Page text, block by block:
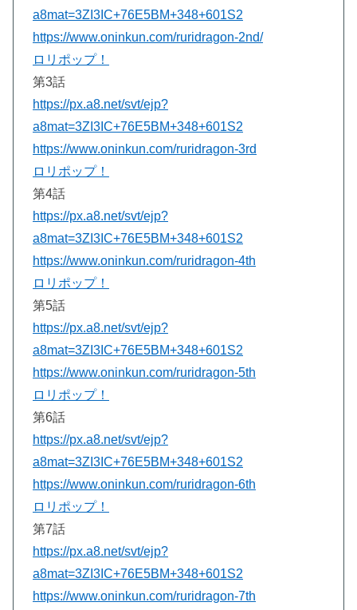
a8mat=3ZI3IC+76E5BM+348+601S2
https://www.oninkun.com/ruridragon-2nd/
ロリポップ！
第3話
https://px.a8.net/svt/ejp?
a8mat=3ZI3IC+76E5BM+348+601S2
https://www.oninkun.com/ruridragon-3rd
ロリポップ！
第4話
https://px.a8.net/svt/ejp?
a8mat=3ZI3IC+76E5BM+348+601S2
https://www.oninkun.com/ruridragon-4th
ロリポップ！
第5話
https://px.a8.net/svt/ejp?
a8mat=3ZI3IC+76E5BM+348+601S2
https://www.oninkun.com/ruridragon-5th
ロリポップ！
第6話
https://px.a8.net/svt/ejp?
a8mat=3ZI3IC+76E5BM+348+601S2
https://www.oninkun.com/ruridragon-6th
ロリポップ！
第7話
https://px.a8.net/svt/ejp?
a8mat=3ZI3IC+76E5BM+348+601S2
https://www.oninkun.com/ruridragon-7th